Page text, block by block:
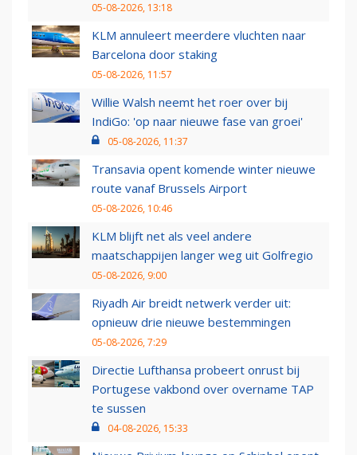
05-08-2026, 13:18
KLM annuleert meerdere vluchten naar
Barcelona door staking
05-08-2026, 11:57
Willie Walsh neemt het roer over bij
IndiGo: 'op naar nieuwe fase van groei'
05-08-2026, 11:37
Transavia opent komende winter nieuwe
route vanaf Brussels Airport
05-08-2026, 10:46
KLM blijft net als veel andere
maatschappijen langer weg uit Golfregio
05-08-2026, 9:00
Riyadh Air breidt netwerk verder uit:
opnieuw drie nieuwe bestemmingen
05-08-2026, 7:29
Directie Lufthansa probeert onrust bij
Portugese vakbond over overname TAP
te sussen
04-08-2026, 15:33